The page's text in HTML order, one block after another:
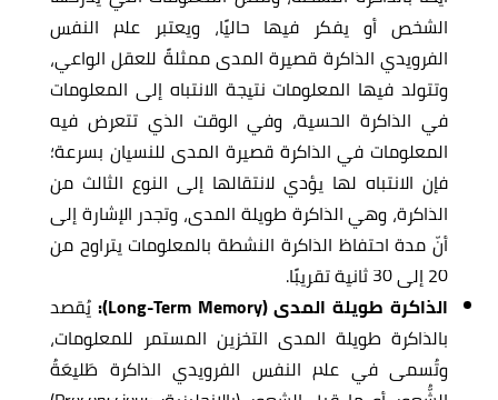
الشخص أو يفكر فيها حاليًا، ويعتبر علم النفس
الفرويدي الذاكرة قصيرة المدى ممثلةً للعقل الواعي،
وتتولد فيها المعلومات نتيجة الانتباه إلى المعلومات
في الذاكرة الحسية، وفي الوقت الذي تتعرض فيه
المعلومات في الذاكرة قصيرة المدى للنسيان بسرعة؛
فإن الانتباه لها يؤدي لانتقالها إلى النوع الثالث من
الذاكرة، وهي الذاكرة طويلة المدى، وتجدر الإشارة إلى
أنّ مدة احتفاظ الذاكرة النشطة بالمعلومات يتراوح من
20 إلى 30 ثانية تقريبًا.
الذاكرة طويلة المدى (Long-Term Memory):
يُقصد
بالذاكرة طويلة المدى التخزين المستمر للمعلومات،
وتُسمى في علم النفس الفرويدي الذاكرة طَليعَةُ